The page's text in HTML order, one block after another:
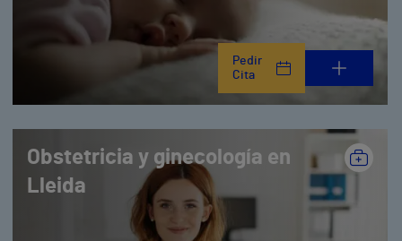
Pedir
Cita
Obstetricia y ginecología en
Lleida